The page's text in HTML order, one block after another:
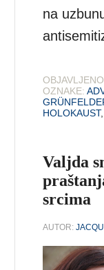
na
OZNAKE:
HOLOKAUST
Valjda
srcima
AUTOR: